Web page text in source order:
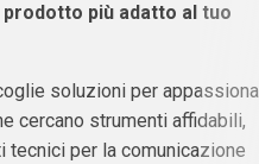
più adatto al tuo
soluzioni per
cercano strumenti affidabili,
per la comunicazione